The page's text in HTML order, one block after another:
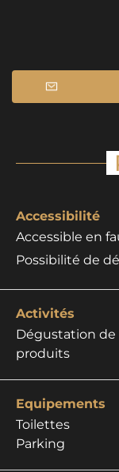
Accessibilité
Accessible en
Possibilité de
Activités
Dégustation de
produits
Equipements
Toilettes
Parking